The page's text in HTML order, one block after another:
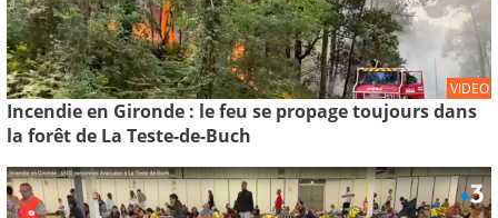
VIDEO
Incendie en Gironde : le feu se propage toujours dans
la forêt de La Teste-de-Buch